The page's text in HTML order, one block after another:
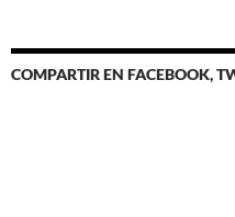
COMPARTIR EN FACEBOOK,